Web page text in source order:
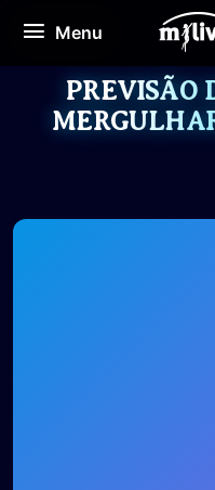
paraMenu
Menu
PREVISÃO